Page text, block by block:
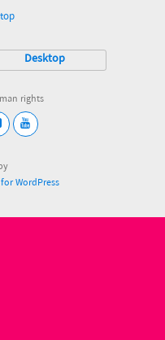
Desktop
rights
WordPress